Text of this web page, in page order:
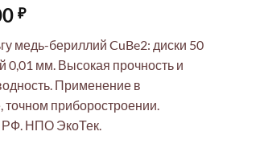
₽
медь-бериллий CuBe2: диски 50
0,01 мм. Высокая прочность и
Применение в
точном приборостроении.
РФ. НПО ЭкоТек.